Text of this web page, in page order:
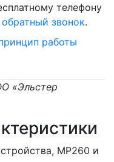
телефону
звонок.
работы
«Эльстер
МР260 и